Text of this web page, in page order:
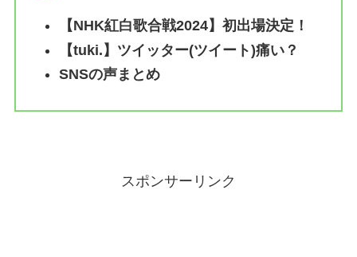
【NHK紅白歌合戦2024】初出場決定！
【tuki.】ツイッター(ツイート)痛い？
SNSの声まとめ
スポンサーリンク